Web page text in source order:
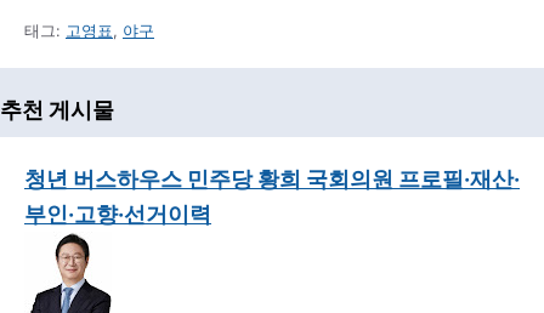
태그: 고영표, 야구
추천 게시물
청년 버스하우스 민주당 황희 국회의원 프로필·재산·
부인·고향·선거이력